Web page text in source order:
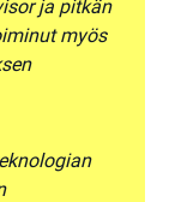
ja pitkän
myös